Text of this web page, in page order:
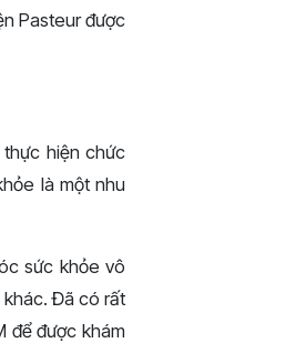
Pasteur được
thực hiện chức
là một nhu
sức khỏe vô
khác. Đã có rất
để được khám